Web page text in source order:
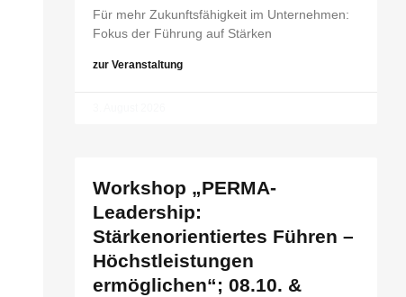
Für mehr Zukunftsfähigkeit im Unternehmen:
Fokus der Führung auf Stärken
zur Veranstaltung
Workshop „PERMA-
Leadership:
Stärkenorientiertes Führen –
Höchstleistungen
ermöglichen“; 08.10. &